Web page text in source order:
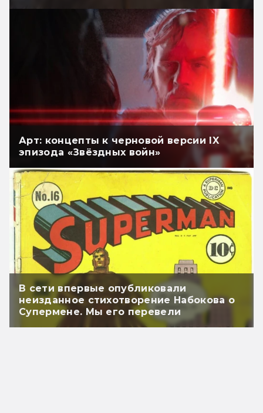
Арт: концепты к черновой версии IX
эпизода «Звёздных войн»
В сети впервые опубликовали
неизданное стихотворение Набокова о
Супермене. Мы его перевели